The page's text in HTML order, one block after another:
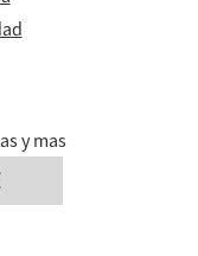
y mas